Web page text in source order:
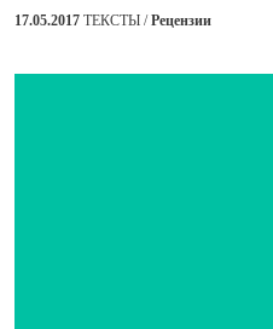
17.05.2017 ТЕКСТЫ /Рецензии